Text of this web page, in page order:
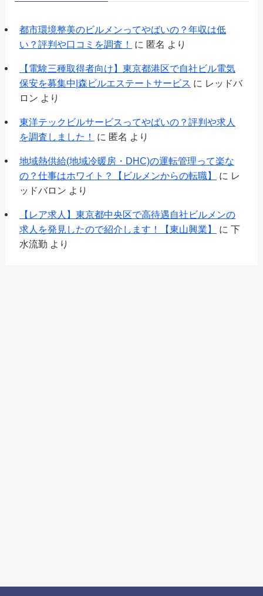
都市環境整美のビルメンってやばいの？年収は低
い？評判や口コミを調査！
に 匿名 より
【電験三種取得者向け】東京都港区で自社ビル電気
保安を募集中|森ビルエステートサービス に レッドバ
ロン より
東洋テックビルサービスってやばいの？評判や求人
を調査しました！
に 匿名 より
地域熱供給(地域冷暖房・DHC)の運転管理って楽な
の？仕事はホワイト？【ビルメンからの転職】
に レ
ッドバロン より
【レア求人】東京都中央区で高待遇自社ビルメンの
求人を発見したので紹介します！【東山興業】
に 下
水流勤 より